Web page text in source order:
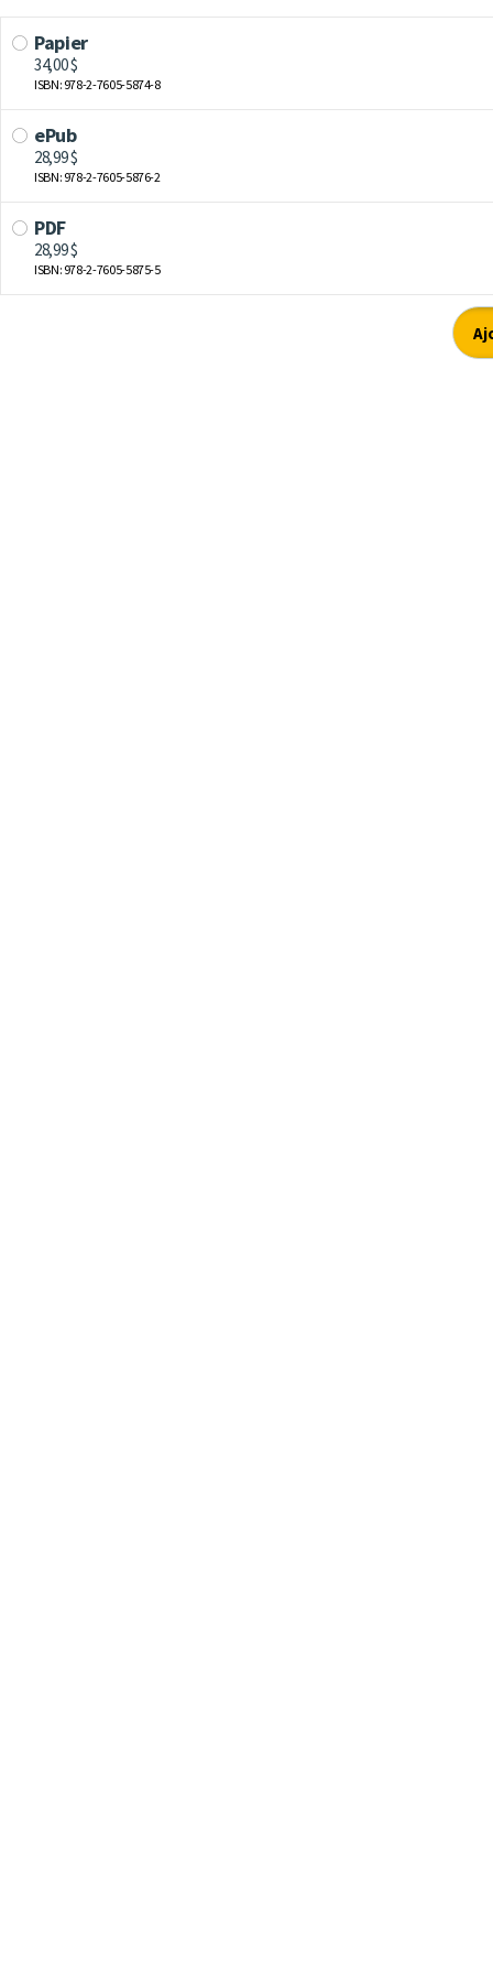
Papier
34,00 $
ISBN: 978-2-7605-5874-8
ePub
28,99 $
ISBN: 978-2-7605-5876-2
PDF
28,99 $
ISBN: 978-2-7605-5875-5